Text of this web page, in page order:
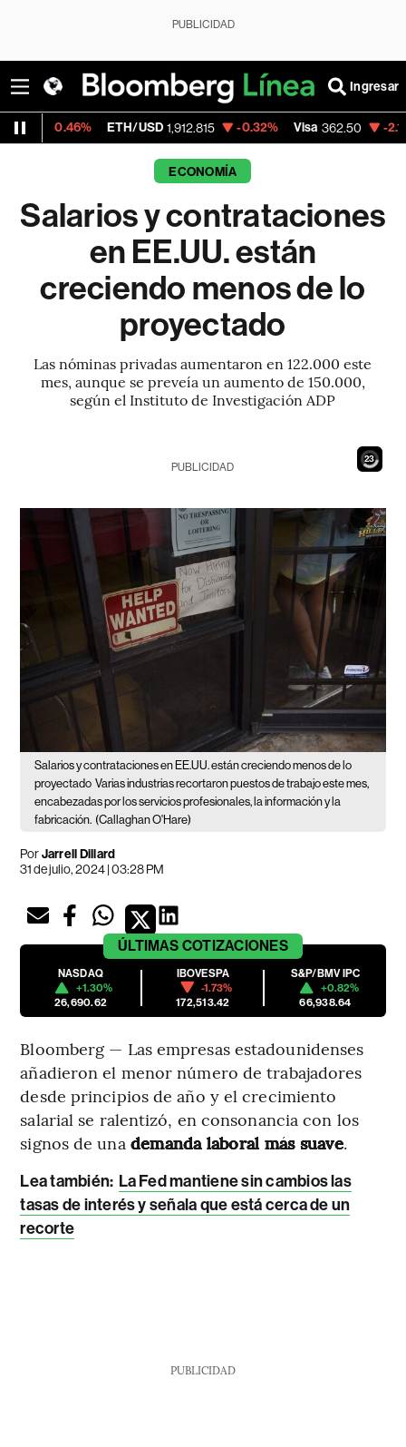
PUBLICIDAD
Ingresar
ETH/USD 1,912.815 -0.32% Visa 362.50 -2.15%
ECONOMÍA
Salarios y contrataciones
en EE.UU. están
creciendo menos de lo
proyectado
Las nóminas privadas aumentaron en 122.000 este
mes, aunque se preveía un aumento de 150.000,
según el Instituto de Investigación ADP
22
PUBLICIDAD
Salarios y contrataciones en EE.UU. están creciendo menos de lo
proyectado Varias industrias recortaron puestos de trabajo este mes,
encabezadas por los servicios profesionales, la información y la
fabricación. (Callaghan O'Hare)
PorJarrell Dillard
31 de julio, 2024 | 03:28 PM
ÚLTIMAS COTIZACIONES
NASDAQ
+1.30%
26,690.62
IBOVESPA
-1.73%
172,513.42
S&P/BMV IPC
+0.82%
66,938.64
Bloomberg — Las empresas estadounidenses
añadieron el menor número de trabajadores
desde principios de año y el crecimiento
salarial se ralentizó, en consonancia con los
signos de una demanda laboral más suave.
Lea también: La Fed mantiene sin cambios las
tasas de interés y señala que está cerca de un
recorte
PUBLICIDAD